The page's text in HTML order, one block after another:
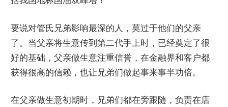
要说对管氏兄弟影响最深的人，莫过于他们的父亲
了。当父亲将生意传到第二代手上时，已经奠定了很
好的基础，父亲做生意注重信誉，在金融界和客户都
获得很高的信赖，也让兄弟们做起事来事半功倍。
在父亲做生意初期时，兄弟们都在旁跟随，负责在店